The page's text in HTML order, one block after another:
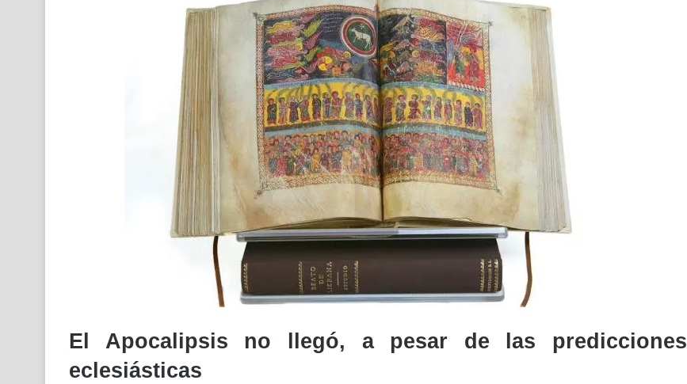
El Apocalipsis no llegó, a pesar de las predicciones
eclesiásticas